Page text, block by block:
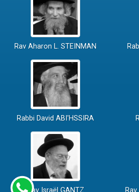
Rav Aharon L. STEINMAN
Rabbi David ABI'HSSIRA